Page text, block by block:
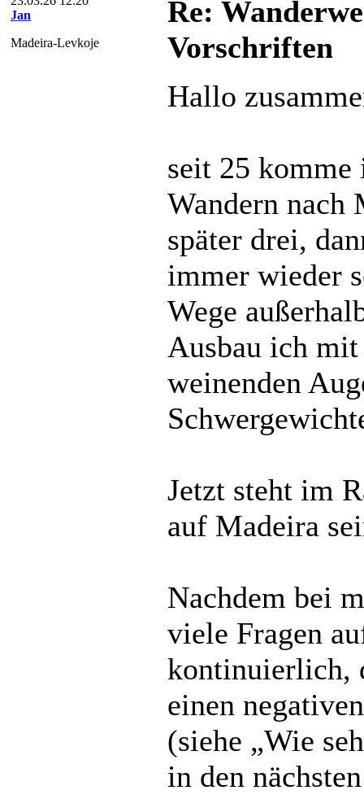
Jan
Madeira-Levkoje
Re:
Vorschriften
Hallo
seit 25
Wandern nach
später drei,
immer wieder
Wege
Ausbau ich mit
weinenden
Jetzt steht im
auf Madeira
Nachdem bei
viele Fragen
kontinuierlich,
einen
(siehe „Wie
in den